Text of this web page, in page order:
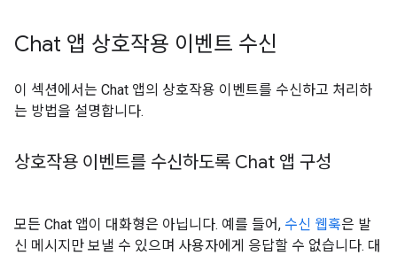
Chat 앱 상호작용 이벤트 수신
이 섹션에서는 Chat 앱의 상호작용 이벤트를 수신하고 처리하
는 방법을 설명합니다.
상호작용 이벤트를 수신하도록 Chat 앱 구성
모든 Chat 앱이 대화형은 아닙니다. 예를 들어, 수신 웹훅은 발
신 메시지만 보낼 수 있으며 사용자에게 응답할 수 없습니다. 대